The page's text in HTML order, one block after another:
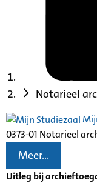
Notarieel
0373-01 Notarieel
Meer...
Uitleg bij